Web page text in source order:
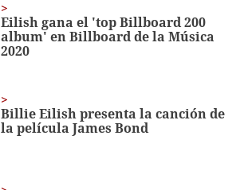
Eilish gana el 'top Billboard 200
album' en Billboard de la Música
2020
Billie Eilish presenta la canción de
la película James Bond